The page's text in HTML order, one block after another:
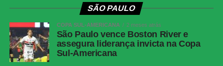
SÃO PAULO
COPA SUL-AMERICANA 2 meses atrás
São Paulo vence Boston River e
assegura liderança invicta na Copa
Sul-Americana